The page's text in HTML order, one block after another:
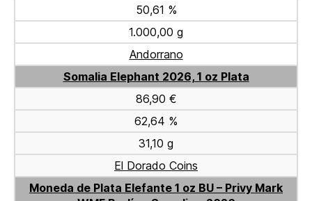
50,61 %
1.000,00 g
Andorrano
Somalia Elephant 2026, 1 oz Plata
86,90 €
62,64 %
31,10 g
El Dorado Coins
Moneda de Plata Elefante 1 oz BU – Privy Mark